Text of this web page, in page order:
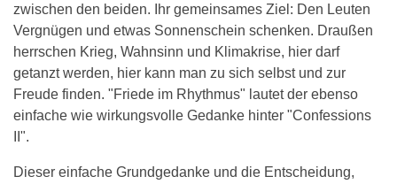
zwischen den beiden. Ihr gemeinsames Ziel: Den Leuten
Vergnügen und etwas Sonnenschein schenken. Draußen
herrschen Krieg, Wahnsinn und Klimakrise, hier darf
getanzt werden, hier kann man zu sich selbst und zur
Freude finden. "Friede im Rhythmus" lautet der ebenso
einfache wie wirkungsvolle Gedanke hinter "Confessions
II".
Dieser einfache Grundgedanke und die Entscheidung,